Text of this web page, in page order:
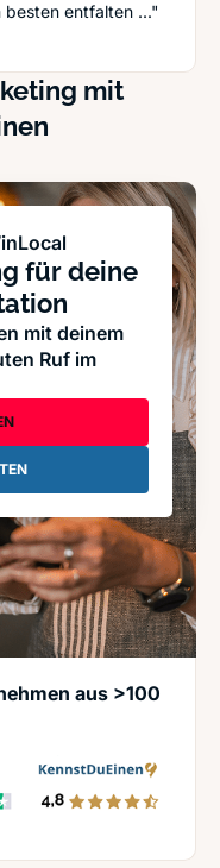
entfalten ..."
- das kann das
mit
für deine
mit deinem
Ruf im
aus >100